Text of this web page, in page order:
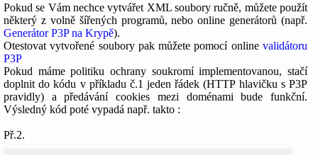
Pokud se Vám nechce vytvářet XML soubory ručně, můžete použít
některý z volně šířených programů, nebo online generátorů (např.
Generátor P3P na Krypě).
Otestovat vytvořené soubory pak můžete pomocí online validátoru
P3P
Pokud máme politiku ochrany soukromí implementovanou, stačí
doplnit do kódu v příkladu č.1 jeden řádek (HTTP hlavičku s P3P
pravidly) a předávání cookies mezi doménami bude funkční.
Výsledný kód poté vypadá např. takto :
Př.2.